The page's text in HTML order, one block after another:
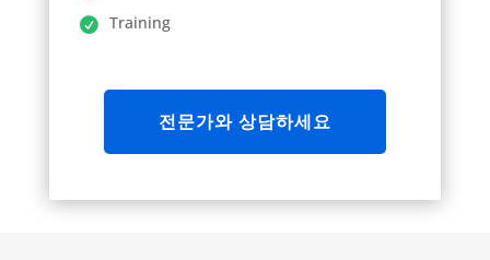
Training
전문가와 상담하세요